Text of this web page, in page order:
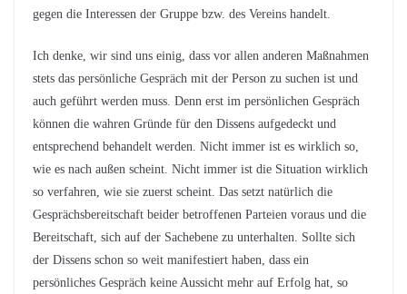
gegen die Interessen der Gruppe bzw. des Vereins handelt.
Ich denke, wir sind uns einig, dass vor allen anderen Maßnahmen
stets das persönliche Gespräch mit der Person zu suchen ist und
auch geführt werden muss. Denn erst im persönlichen Gespräch
können die wahren Gründe für den Dissens aufgedeckt und
entsprechend behandelt werden. Nicht immer ist es wirklich so,
wie es nach außen scheint. Nicht immer ist die Situation wirklich
so verfahren, wie sie zuerst scheint. Das setzt natürlich die
Gesprächsbereitschaft beider betroffenen Parteien voraus und die
Bereitschaft, sich auf der Sachebene zu unterhalten. Sollte sich
der Dissens schon so weit manifestiert haben, dass ein
persönliches Gespräch keine Aussicht mehr auf Erfolg hat, so